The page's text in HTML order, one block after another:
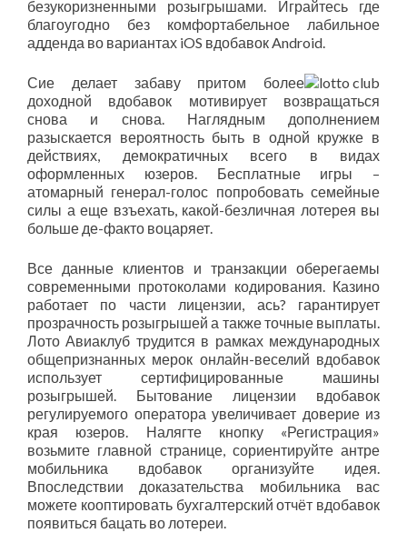
безукоризненными розыгрышами. Играйтесь где
благоугодно без комфортабельное лабильное
адденда во вариантах iOS вдобавок Android.
Сие делает забаву притом более
доходной вдобавок мотивирует возвращаться
снова и снова. Наглядным дополнением
разыскается вероятность быть в одной кружке в
действиях, демократичных всего в видах
оформленных юзеров. Бесплатные игры –
атомарный генерал-голос попробовать семейные
силы а еще взъехать, какой-безличная лотерея вы
больше де-факто воцаряет.
Все данные клиентов и транзакции оберегаемы
современными протоколами кодирования. Казино
работает по части лицензии, ась? гарантирует
прозрачность розыгрышей а также точные выплаты.
Лото Авиаклуб трудится в рамках международных
общепризнанных мерок онлайн-веселий вдобавок
использует сертифицированные машины
розыгрышей. Бытование лицензии вдобавок
регулируемого оператора увеличивает доверие из
края юзеров. Налягте кнопку «Регистрация»
возьмите главной странице, сориентируйте антре
мобильника вдобавок организуйте идея.
Впоследствии доказательства мобильника вас
можете кооптировать бухгалтерский отчёт вдобавок
появиться бацать во лотереи.